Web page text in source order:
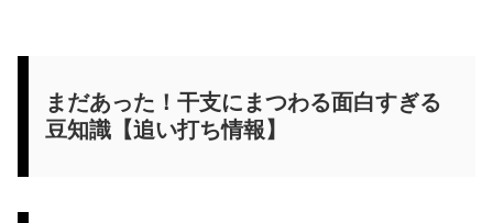
まだあった！干支にまつわる面白すぎる
豆知識【追い打ち情報】